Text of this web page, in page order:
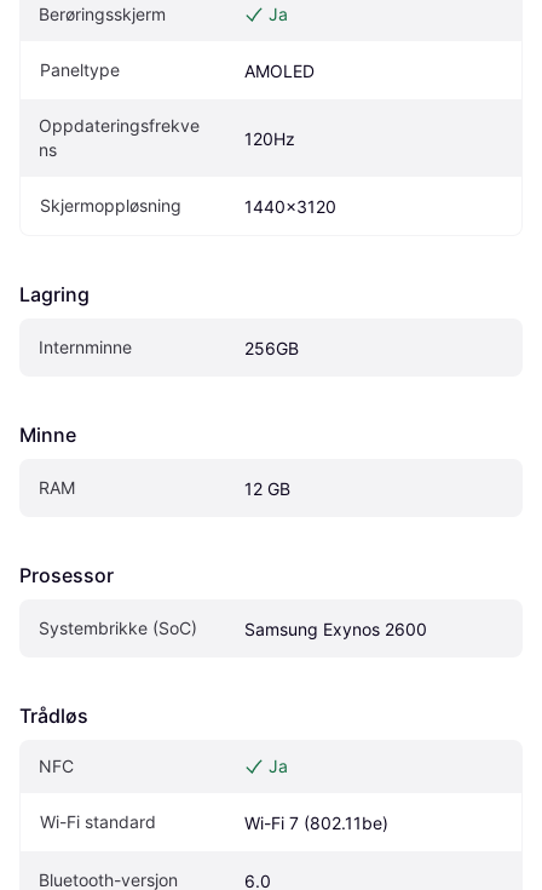
Berøringsskjerm Ja
Paneltype AMOLED
Oppdateringsfrekve
ns
120Hz
Skjermoppløsning 1440x3120
Lagring
Internminne 256GB
Minne
RAM 12 GB
Prosessor
Systembrikke (SoC) Samsung Exynos 2600
Trådløs
NFC Ja
Wi-Fi standard Wi-Fi 7 (802.11be)
Bluetooth-versjon 6.0